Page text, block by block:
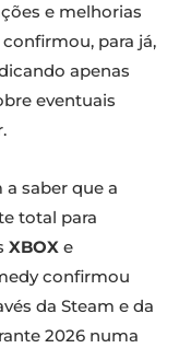
e melhorias
para já,
apenas
eventuais
saber que a
total para
XBOX e
confirmou
da Steam e da
2026 numa